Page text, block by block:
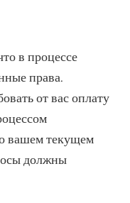
в процессе
права.
от вас оплату
вашем текущем
должны